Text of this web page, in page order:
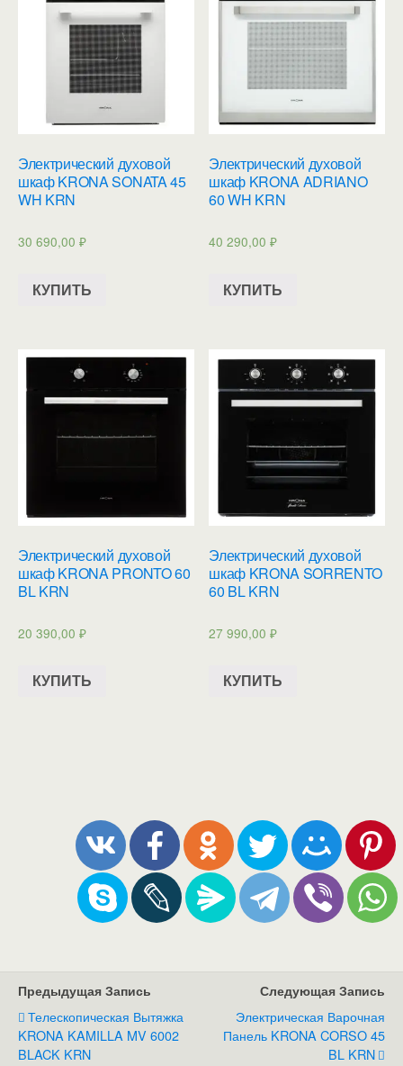
Электрический духовой
шкаф KRONA SONATA 45
WH KRN
30 690,00 ₽
КУПИТЬ
Электрический духовой
шкаф KRONA ADRIANO
60 WH KRN
40 290,00₽
КУПИТЬ
Электрический духовой
шкаф KRONA PRONTO 60
BL KRN
20 390,00 ₽
КУПИТЬ
Электрический духовой
шкаф KRONA SORRENTO
60 BL KRN
27 990,00₽
КУПИТЬ
Предыдущая Запись
Телескопическая Вытяжка
KRONA KAMILLA MV 6002
BLACK KRN
Следующая Запись
Электрическая Варочная
Панель KRONA CORSO 45
BL KRN